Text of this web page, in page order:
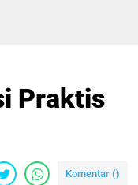
Praktis
Komentar ()